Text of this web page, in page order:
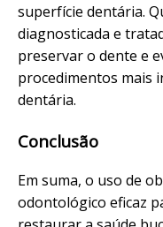
superfície dentária.
diagnosticada e
preservar o dente e
procedimentos mais
dentária.
Conclusão
Em suma, o uso de
odontológico eficaz